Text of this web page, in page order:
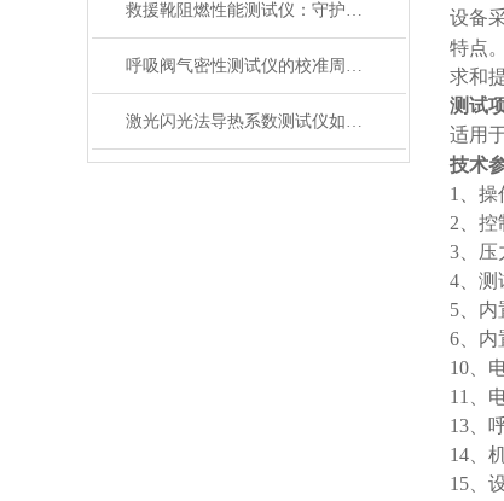
救援靴阻燃性能测试仪：守护救援人员足部安全的检测装备
呼吸阀气密性测试仪的校准周期与重要性
激光闪光法导热系数测试仪如何征服极端温度下的材料测试？
设备
特点
求和
测试
适用
技术
1、操
2、控
3、压
4、测
5、 内
6、 内
10、
11
、
13、
14、
15、